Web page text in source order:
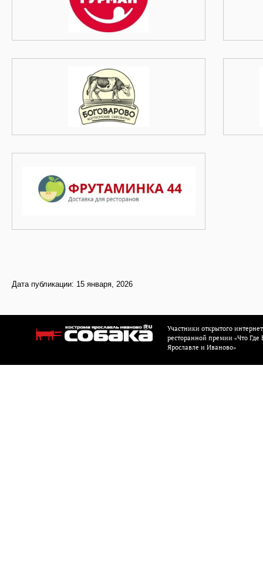
Дата публикации: 15 января, 2026
Участники открытого
ресторанной премии «Что Где
Ярославле и Иваново»